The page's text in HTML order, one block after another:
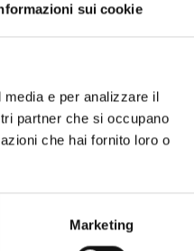
sui cookie
e per analizzare il
partner che si occupano
che hai fornito loro o
Marketing
mecánica contra